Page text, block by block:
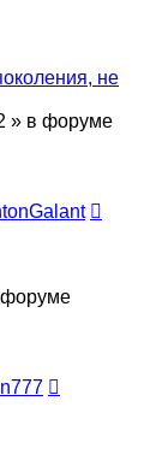
не
» в форуме